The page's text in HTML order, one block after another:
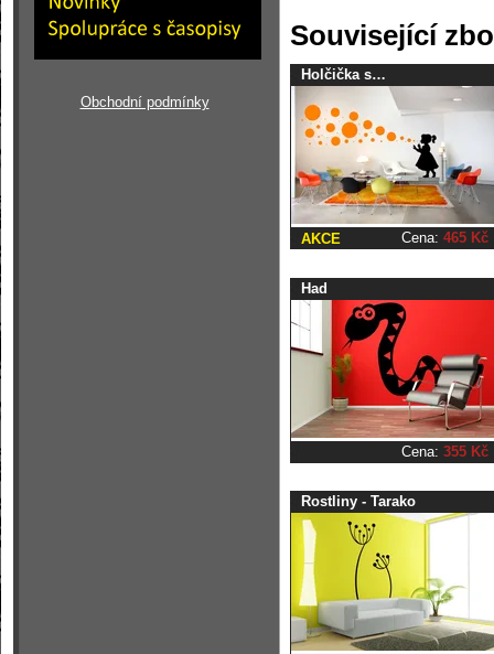
Související
Holčička s…
Cena: 465 Kč
AKCE
Had
Cena: 355 Kč
Rostliny - Tarako
Obchodní podmínky